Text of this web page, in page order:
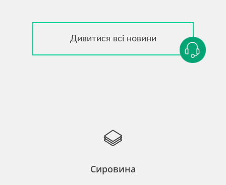
Дивитися всі новини
Сировина